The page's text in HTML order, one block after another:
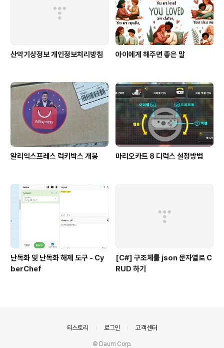
산악기상정보 개인정보처리방침 아이에게 해주면 좋은 말
알리익스프레스 럭키박스 개봉 마리오카트 8 디럭스 설정방법
난독화 및 난독화 해제 도구 - Cy
berChef
[C#] 구조체를 json 문자열로 C
RUD 하기
티스토리 로그인 고객센터
© Daum Corp.